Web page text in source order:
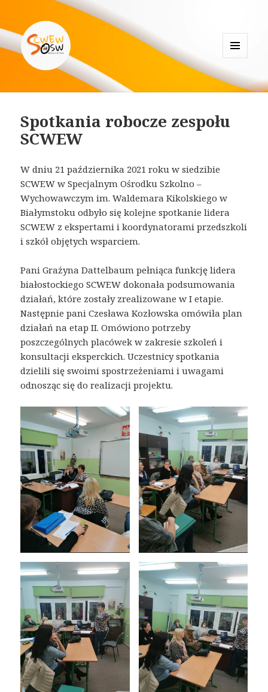
Specjalistyczne Centrum
w Białymstoku
I
WIDGETY
Spotkania robocze zespołu
SCWEW
W dniu 21 października 2021 roku w siedzibie
SCWEW w Specjalnym Ośrodku Szkolno –
Wychowawczym im. Waldemara Kikolskiego w
Białymstoku odbyło się kolejne spotkanie lidera
SCWEW z ekspertami i koordynatorami przedszkoli
i szkół objętych wsparciem.
Pani Grażyna Dattelbaum pełniąca funkcję lidera
białostockiego SCWEW dokonała podsumowania
działań, które zostały zrealizowane w I etapie.
Następnie pani Czesława Kozłowska omówiła plan
działań na etap II. Omówiono potrzeby
poszczególnych placówek w zakresie szkoleń i
konsultacji eksperckich. Uczestnicy spotkania
dzielili się swoimi spostrzeżeniami i uwagami
odnosząc się do realizacji projektu.